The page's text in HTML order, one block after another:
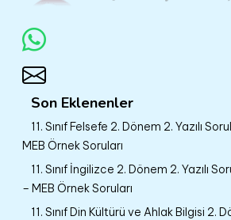
Son Eklenenler
11. Sınıf Felsefe 2. Dönem 2. Yazılı
MEB Örnek Soruları
11. Sınıf İngilizce 2. Dönem 2. Yazılı
– MEB Örnek Soruları
11. Sınıf Din Kültürü ve Ahlak Bilgisi 2.